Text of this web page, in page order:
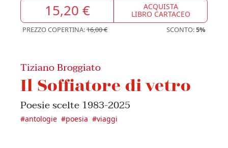
15,20 € ACQUISTA
LIBRO CARTACEO
PREZZO COPERTINA:16,00 € SCONTO:5%
Tiziano Broggiato
Il Soffiatore di vetro
Poesie scelte 1983-2025
#antologie #poesia #viaggi